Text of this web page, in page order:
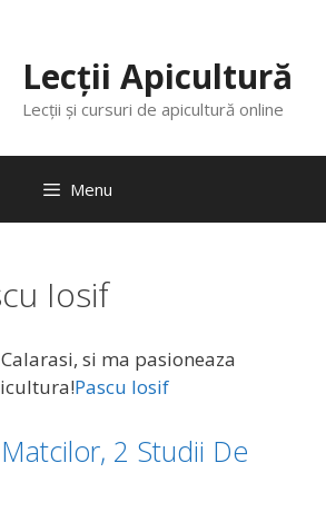
Lecții Apicultură
Lecții și cursuri de apicultură online
Menu
Iosif
si ma pasioneaza
Pascu Iosif
2 Studii De